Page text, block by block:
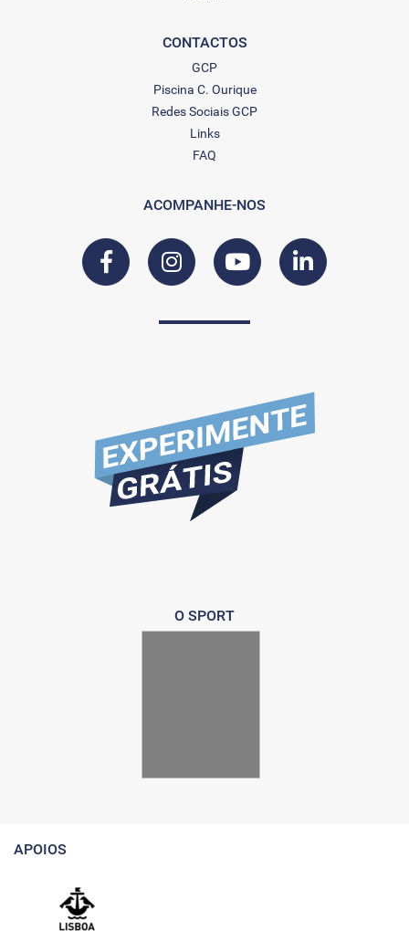
CONTACTOS
GCP
Piscina C. Ourique
Redes Sociais GCP
Links
FAQ
ACOMPANHE-NOS
O SPORT
APOIOS